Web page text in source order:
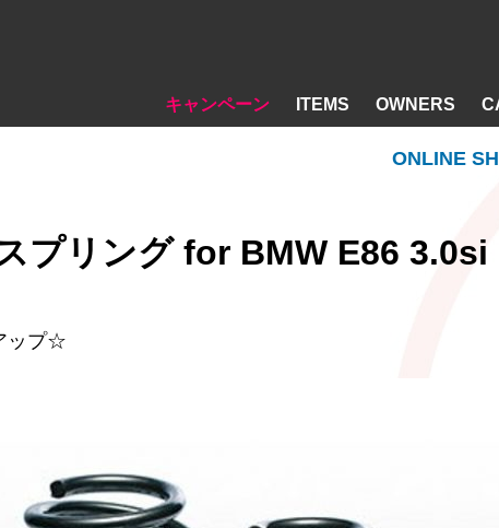
キャンペーン ITEMS OWNERS
プリング for BMW E86 3.0si
ONLINE
ップ☆